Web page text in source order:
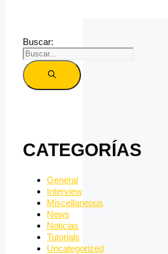
Buscar:
CATEGORÍAS
General
Interview
Miscellaneous
News
Noticias
Tutorials
Uncategorized